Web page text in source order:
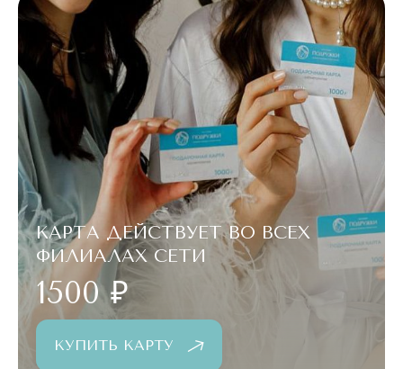
КАРТА ДЕЙСТВУЕТ ВО ВСЕХ
ФИЛИАЛАХ СЕТИ
1500 ₽
КУПИТЬ КАРТУ